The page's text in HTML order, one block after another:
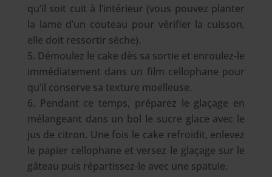
qu’il soit cuit à l’intérieur (vous pouvez planter
la lame d’un couteau pour vérifier la cuisson,
elle doit ressortir sèche).
Démoulez le cake dès sa sortie et enroulez-le
immédiatement dans un film cellophane pour
qu’il conserve sa texture moelleuse.
Pendant ce temps, préparez le glaçage en
mélangeant dans un bol le sucre glace avec le
jus de citron. Une fois le cake refroidit, enlevez
le papier cellophane et versez le glaçage sur le
gâteau puis répartissez-le avec une spatule.